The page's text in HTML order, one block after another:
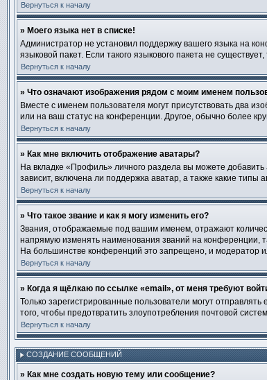
Вернуться к началу
» Моего языка нет в списке!
Администратор не установил поддержку вашего языка на
языковой пакет. Если такого языкового пакета не
Вернуться к началу
» Что означают изображения рядом с моим именем
Вместе с именем пользователя могут присутствовать два
или на ваш статус на конференции. Другое, обычно более
Вернуться к началу
» Как мне включить отображение аватары?
На вкладке «Профиль» личного раздела вы можете
зависит, включена ли поддержка аватар, а также какие
Вернуться к началу
» Что такое звание и как я могу изменить его?
Звания, отображаемые под вашим именем, отражают
напрямую изменять наименования званий на конференции,
На большинстве конференций это запрещено, и модератор
Вернуться к началу
» Когда я щёлкаю по ссылке «email», от меня требуют
Только зарегистрированные пользователи могут
того, чтобы предотвратить злоупотребления почтовой
Вернуться к началу
СОЗДАНИЕ СООБЩЕНИЙ
» Как мне создать новую тему или сообщение?